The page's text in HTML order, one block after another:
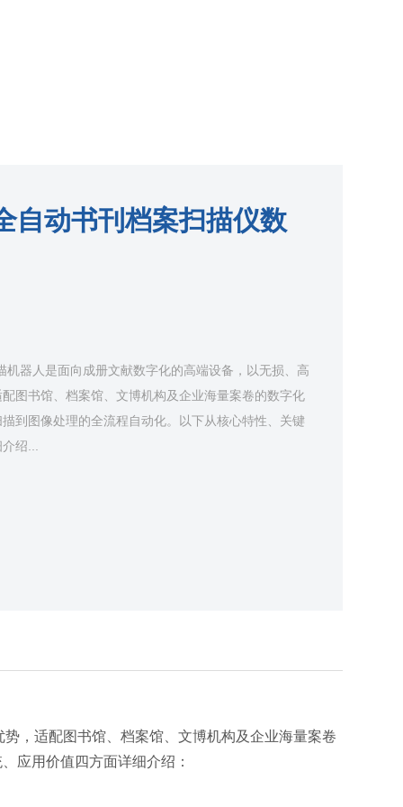
自动书刊档案扫描仪数
机器人是面向成册文献数字化的高端设备，以无损、高
图书馆、档案馆、文博机构及企业海量案卷的数字化
到图像处理的全流程自动化。以下从核心特性、关键
绍...
势，适配图书馆、档案馆、文博机构及企业海量案卷
应用价值四方面详细介绍：